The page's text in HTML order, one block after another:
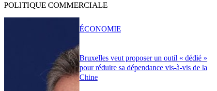
POLITIQUE COMMERCIALE
Bruxelles veut proposer un outil « dédié »
pour réduire sa dépendance vis-à-vis de la
Chine
ÉCONOMIE